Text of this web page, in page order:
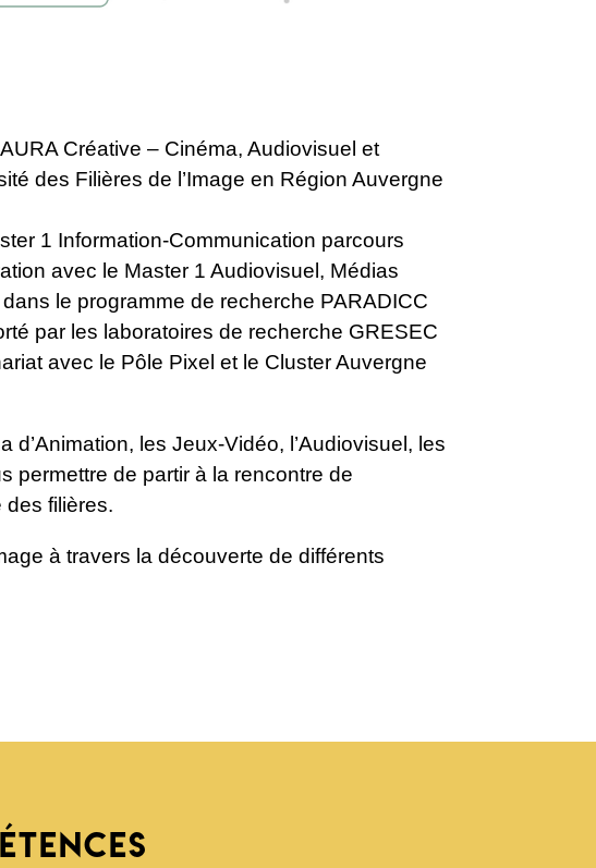
Créative – Cinéma, Audiovisuel et
des Filières de l’Image en Région Auvergne
1 Information-Communication parcours
avec le Master 1 Audiovisuel, Médias
le programme de recherche PARADICC
par les laboratoires de recherche GRESEC
avec le Pôle Pixel et le Cluster Auvergne
les Jeux-Vidéo, l’Audiovisuel, les
permettre de partir à la rencontre de
filières.
à travers la découverte de différents